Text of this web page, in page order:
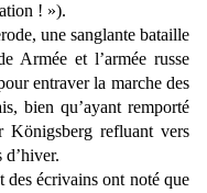
! »).
une sanglante bataille
Armée et l’armée russe
entraver la marche des
bien qu’ayant remporté
Königsberg refluant vers
des écrivains ont noté que